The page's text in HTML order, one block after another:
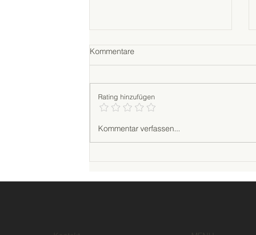
Terrassendach richtig
Schäden
Kommentare
Rating hinzufügen
Kommentar verfassen...